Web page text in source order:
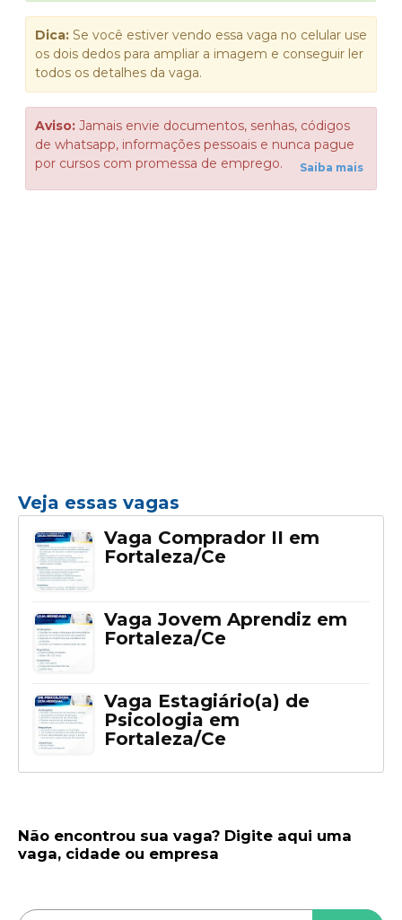
Dica: Se você estiver vendo essa vaga no celular use
os dois dedos para ampliar a imagem e conseguir ler
todos os detalhes da vaga.
Aviso: Jamais envie documentos, senhas, códigos
de whatsapp, informações pessoais e nunca pague
por cursos com promessa de emprego.
Saiba mais
Veja essas vagas
Vaga Comprador II em
Fortaleza/Ce
Vaga Jovem Aprendiz em
Fortaleza/Ce
Vaga Estagiário(a) de
Psicologia em
Fortaleza/Ce
Não encontrou sua vaga? Digite aqui uma
vaga, cidade ou empresa